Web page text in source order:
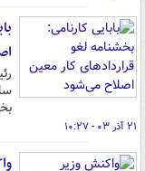
۲۱ آذر ۰۳ - ۱۰:۲۷